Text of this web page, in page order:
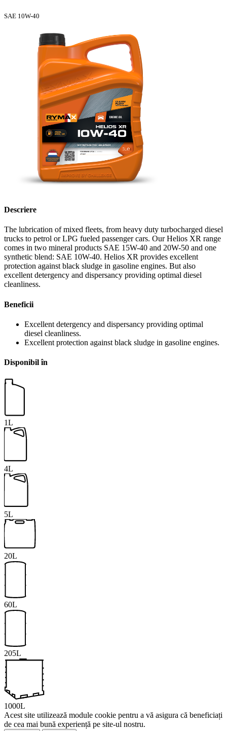
SAE 10W-40
Descriere
The lubrication of mixed fleets, from heavy duty turbocharged diesel
trucks to petrol or LPG fueled passenger cars. Our Helios XR range
comes in two mineral products SAE 15W-40 and 20W-50 and one
synthetic blend: SAE 10W-40. Helios XR provides excellent
protection against black sludge in gasoline engines. But also
excellent detergency and dispersancy providing optimal diesel
cleanliness.
Beneficii
Excellent detergency and dispersancy providing optimal
diesel cleanliness.
Excellent protection against black sludge in gasoline engines.
Disponibil în
1L
4L
5L
20L
60L
205L
1000L
Acest site utilizează module cookie pentru a vă asigura că beneficiați
de cea mai bună experiență pe site-ul nostru.